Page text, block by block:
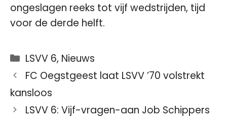
ongeslagen reeks tot vijf wedstrijden, tijd
voor de derde helft.
Categorieën
LSVV 6, Nieuws
FC Oegstgeest laat LSVV ’70 volstrekt
kansloos
LSVV 6: Vijf-vragen-aan Job Schippers